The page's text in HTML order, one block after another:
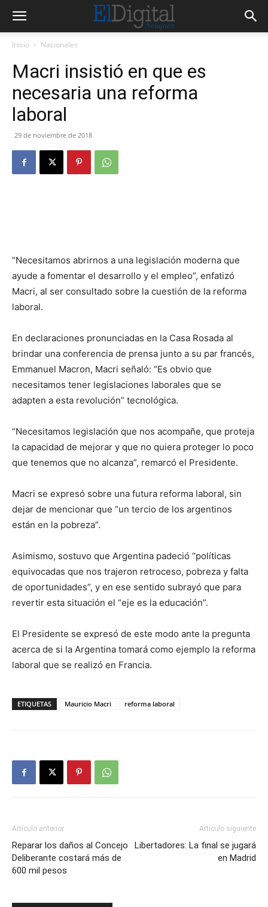
Inicio Nacionales
Macri insistió en que es
necesaria una reforma
laboral
29 de noviembre de 2018
“Necesitamos abrirnos a una legislación moderna que
ayude a fomentar el desarrollo y el empleo”, enfatizó
Macri, al ser consultado sobre la cuestión de la reforma
laboral.
En declaraciones pronunciadas en la Casa Rosada al
brindar una conferencia de prensa junto a su par francés,
Emmanuel Macron, Macri señaló: “Es obvio que
necesitamos tener legislaciones laborales que se
adapten a esta revolución” tecnológica.
“Necesitamos legislación que nos acompañe, que proteja
la capacidad de mejorar y que no quiera proteger lo poco
que tenemos que no alcanza”, remarcó el Presidente.
Macri se expresó sobre una futura reforma laboral, sin
dejar de mencionar que “un tercio de los argentinos
están en la pobreza”.
Asimismo, sostuvo que Argentina padeció “políticas
equivocadas que nos trajeron retroceso, pobreza y falta
de oportunidades”, y en ese sentido subrayó que para
revertir esta situación el “eje es la educación”.
El Presidente se expresó de este modo ante la pregunta
acerca de si la Argentina tomará como ejemplo la reforma
laboral que se realizó en Francia.
ETIQUETAS Mauricio Macri reforma laboral
Artículo anterior
Reparar los daños al Concejo
Deliberante costará más de
600 mil pesos
Artículo siguiente
Libertadores: La final se jugará
en Madrid